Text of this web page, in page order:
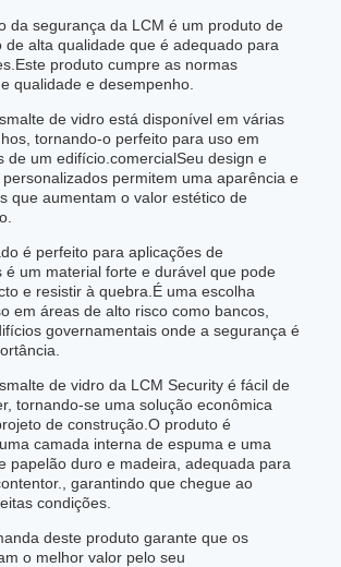
da segurança da LCM é um produto de
de alta qualidade que é adequado para
produto cumpre as normas
qualidade e desempenho.
de vidro está disponível em várias
tornando-o perfeito para uso em
de um edifício.comercialSeu design e
permitem uma aparência e
que aumentam o valor estético de
é perfeito para aplicações de
é um material forte e durável que pode
e resistir à quebra.É uma escolha
em áreas de alto risco como bancos,
governamentais onde a segurança é
de vidro da LCM Security é fácil de
tornando-se uma solução econômica
de construção.O produto é
camada interna de espuma e uma
papelão duro e madeira, adequada para
garantindo que chegue ao
condições.
deste produto garante que os
o melhor valor pelo seu